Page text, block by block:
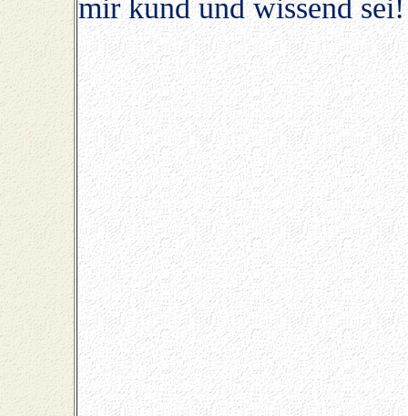
mir kund und wissend sei!